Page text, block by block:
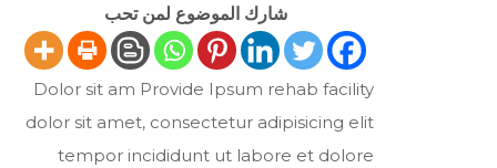
شارك الموضوع لمن تحب
Dolor sit am Provide Ipsum rehab facility
dolor sit amet, consectetur adipisicing elit
tempor incididunt ut labore et dolore